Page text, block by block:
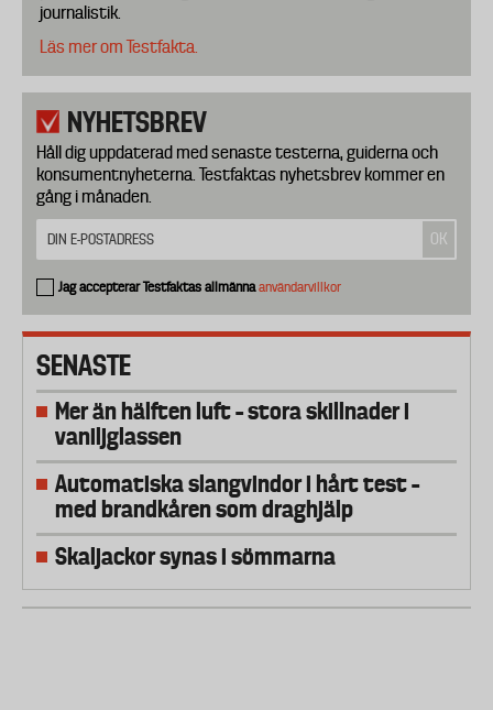
journalistik.
Läs mer om Testfakta.
NYHETSBREV
Håll dig uppdaterad med senaste testerna, guiderna och
konsumentnyheterna. Testfaktas nyhetsbrev kommer en
gång i månaden.
Jag accepterar Testfaktas allmännaanvändarvillkor
SENASTE
Mer än hälften luft – stora skillnader i
vaniljglassen
Automatiska slangvindor i hårt test –
med brandkåren som draghjälp
Skaljackor synas i sömmarna